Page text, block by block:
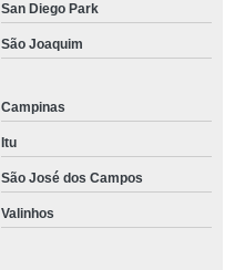
San Diego Park
São Joaquim
Campinas
Itu
São José dos Campos
Valinhos